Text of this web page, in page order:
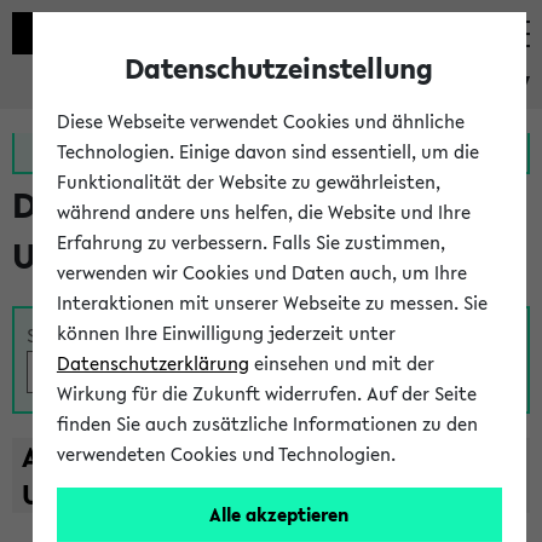
eKVV
Zur MeineUni App Zum MeineUni Portal
Das Lehrangebot der
Universität Bielefeld
Suche
A B C D E F G H I J K L M N O
U
V W X Y
Z
Datenschutzeinstellung
Diese Webseite verwendet Cookies und ähnliche
Technologien. Einige davon sind essentiell, um die
Funktionalität der Website zu gewährleisten,
während andere uns helfen, die Website und Ihre
Erfahrung zu verbessern. Falls Sie zustimmen,
verwenden wir Cookies und Daten auch, um Ihre
Interaktionen mit unserer Webseite zu messen. Sie
können Ihre Einwilligung jederzeit unter
Datenschutzerklärung einsehen und mit der
Wirkung für die Zukunft widerrufen. Auf der Seite
finden Sie auch zusätzliche Informationen zu den
verwendeten Cookies und Technologien.
Alle akzeptieren